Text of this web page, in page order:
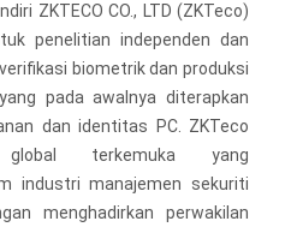
ZKTECO CO., LTD (ZKTeco)
penelitian independen dan
biometrik dan produksi
pada awalnya diterapkan
dan identitas PC. ZKTeco
terkemuka yang
industri manajemen sekuriti
menghadirkan perwakilan